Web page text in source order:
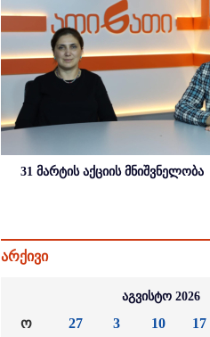
31 მარტის აქციის მნიშვნელობა
არქივი
აგვისტო 2026
ო 27 3 10 17